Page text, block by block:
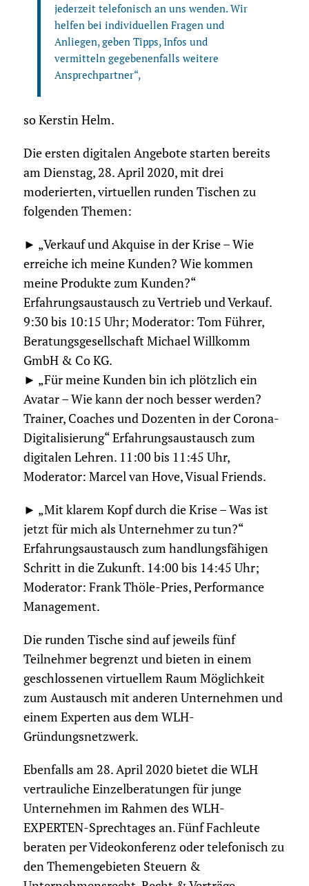
jederzeit telefonisch an uns wenden. Wir
helfen bei individuellen Fragen und
Anliegen, geben Tipps, Infos und
vermitteln gegebenenfalls weitere
Ansprechpartner“,
so Kerstin Helm.
Die ersten digitalen Angebote starten bereits
am Dienstag, 28. April 2020, mit drei
moderierten, virtuellen runden Tischen zu
folgenden Themen:
► „Verkauf und Akquise in der Krise – Wie
erreiche ich meine Kunden? Wie kommen
meine Produkte zum Kunden?“
Erfahrungsaustausch zu Vertrieb und Verkauf.
9:30 bis 10:15 Uhr; Moderator: Tom Führer,
Beratungsgesellschaft Michael Willkomm
GmbH & Co KG.
► „Für meine Kunden bin ich plötzlich ein
Avatar – Wie kann der noch besser werden?
Trainer, Coaches und Dozenten in der Corona-
Digitalisierung“ Erfahrungsaustausch zum
digitalen Lehren. 11:00 bis 11:45 Uhr,
Moderator: Marcel van Hove, Visual Friends.
► „Mit klarem Kopf durch die Krise – Was ist
jetzt für mich als Unternehmer zu tun?“
Erfahrungsaustausch zum handlungsfähigen
Schritt in die Zukunft. 14:00 bis 14:45 Uhr;
Moderator: Frank Thöle-Pries, Performance
Management.
Die runden Tische sind auf jeweils fünf
Teilnehmer begrenzt und bieten in einem
geschlossenen virtuellem Raum Möglichkeit
zum Austausch mit anderen Unternehmen und
einem Experten aus dem WLH-
Gründungsnetzwerk.
Ebenfalls am 28. April 2020 bietet die WLH
vertrauliche Einzelberatungen für junge
Unternehmen im Rahmen des WLH-
EXPERTEN-Sprechtages an. Fünf Fachleute
beraten per Videokonferenz oder telefonisch zu
den Themengebieten Steuern &